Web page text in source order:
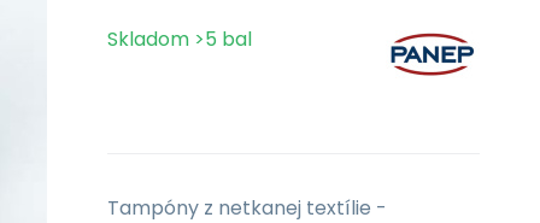
Skladom >5 bal
Tampóny z netkanej textílie -